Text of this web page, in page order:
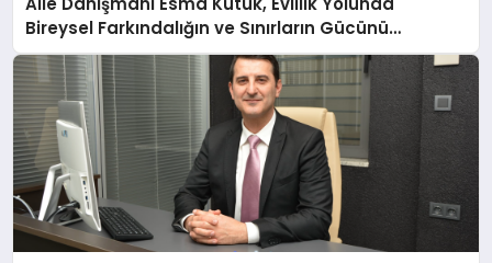
Bireysel Farkındalığın ve Sınırların Gücünü
Anlatıyor